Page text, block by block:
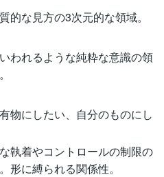
的な見方の3次元的な領域。
われるような純粋な意識の領
物にしたい、自分のものにし
執着やコントロールの制限の
形に縛られる関係性。